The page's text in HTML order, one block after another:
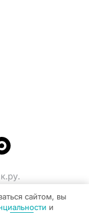
и массовых
сайтом, вы
и